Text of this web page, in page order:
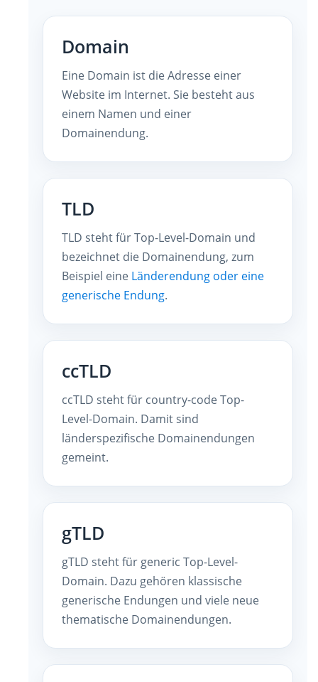
Domain
Eine Domain ist die Adresse einer
Website im Internet. Sie besteht aus
einem Namen und einer
Domainendung.
TLD
TLD steht für Top-Level-Domain und
bezeichnet die Domainendung, zum
Beispiel eine Länderendung oder eine
generische Endung.
ccTLD
ccTLD steht für country-code Top-
Level-Domain. Damit sind
länderspezifische Domainendungen
gemeint.
gTLD
gTLD steht für generic Top-Level-
Domain. Dazu gehören klassische
generische Endungen und viele neue
thematische Domainendungen.